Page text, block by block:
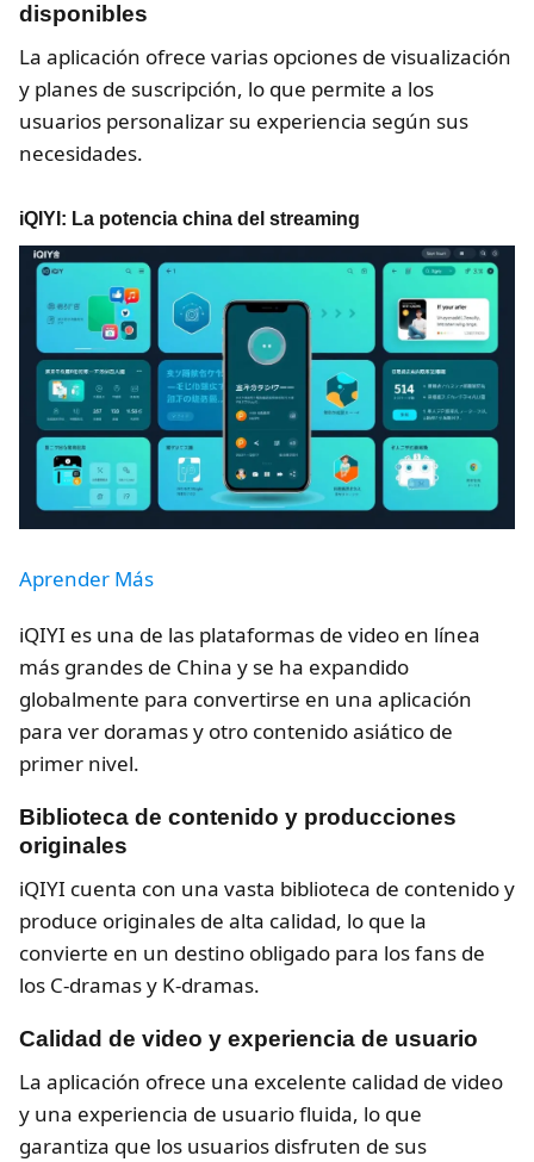
disponibles
La aplicación ofrece varias opciones de visualización
y planes de suscripción, lo que permite a los
usuarios personalizar su experiencia según sus
necesidades.
iQIYI: La potencia china del streaming
Aprender Más
iQIYI es una de las plataformas de video en línea
más grandes de China y se ha expandido
globalmente para convertirse en una aplicación
para ver doramas y otro contenido asiático de
primer nivel.
Biblioteca de contenido y producciones
originales
iQIYI cuenta con una vasta biblioteca de contenido y
produce originales de alta calidad, lo que la
convierte en un destino obligado para los fans de
los C-dramas y K-dramas.
Calidad de video y experiencia de usuario
La aplicación ofrece una excelente calidad de video
y una experiencia de usuario fluida, lo que
garantiza que los usuarios disfruten de sus